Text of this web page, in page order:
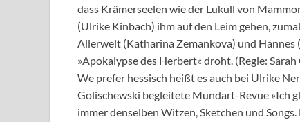
dass Krämerseelen wie der Lukull von
(Ulrike Kinbach) ihm auf den Leim gehen,
Allerwelt (Katharina Zemankova) und
»Apokalypse des Herbert« droht. (Regie:
We prefer hessisch heißt es auch bei Ulrike
Golischewski begleitete Mundart-Revue »Ich
immer denselben Witzen, Sketchen und